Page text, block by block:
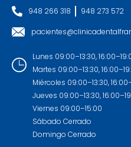
948 266 318 948 273 572
Lunes 09:00–13:30,
Martes 09:00–13:30,
Miércoles 09:00–13:30,
Jueves 09:00–13:30,
Viernes 09:00–15:00
Sábado Cerrado
Domingo Cerrado